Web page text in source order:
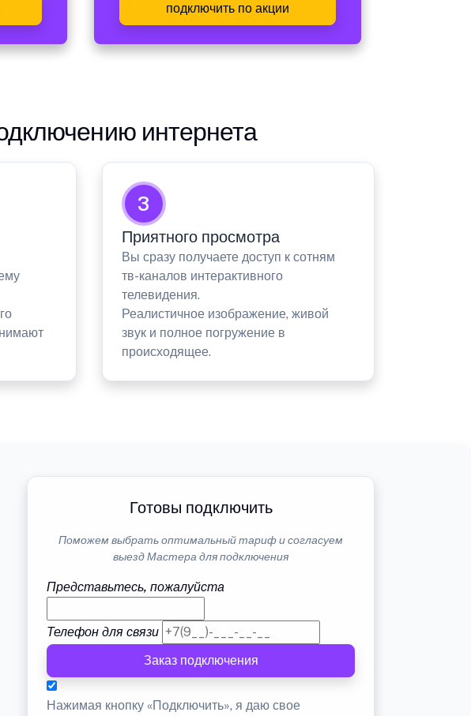
подключить по акции
интернета
3
Приятного просмотра
Вы сразу получаете доступ к сотням
тв-каналов интерактивного
телевидения.
Реалистичное изображение, живой
звук и полное погружение в
происходящее.
Готовы подключить
Поможем выбрать оптимальный тариф и согласуем
выезд Мастера для подключения
Представьтесь, пожалуйста
Телефон для связи
Заказ подключения
Нажимая кнопку «Подключить», я даю свое